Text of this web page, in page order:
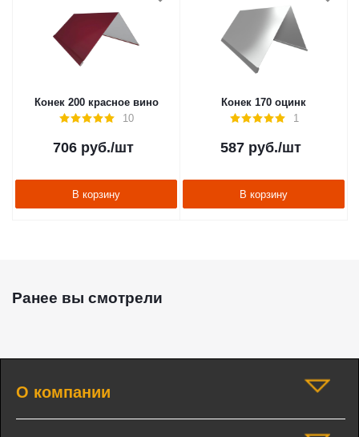
Конек 200 красное вино
10
706 руб./шт
В корзину
Конек 170 оцинк
1
587 руб./шт
В корзину
Ранее вы смотрели
О компании